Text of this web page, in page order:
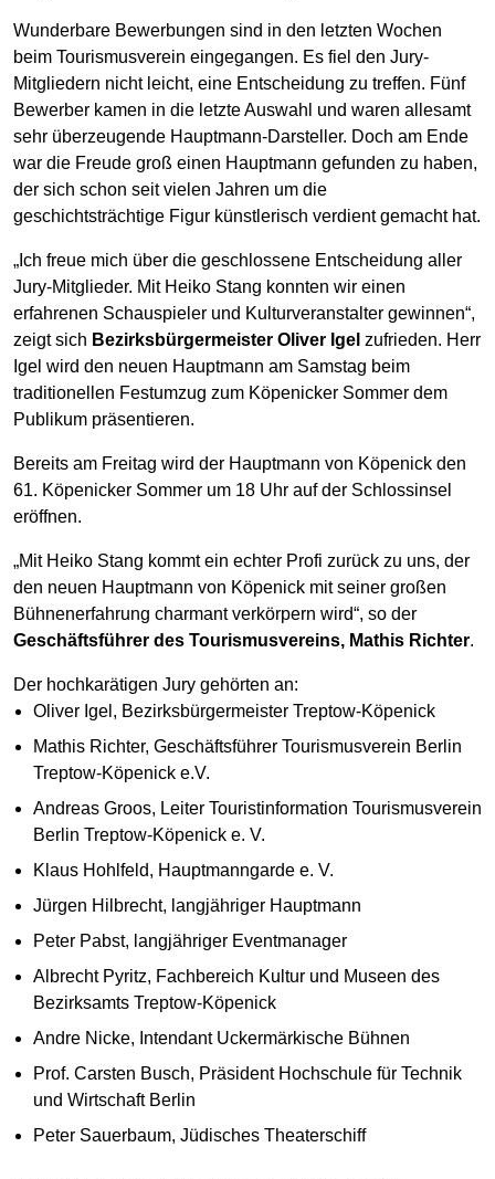
Wunderbare Bewerbungen sind in den letzten Wochen
beim Tourismusverein eingegangen. Es fiel den Jury-
Mitgliedern nicht leicht, eine Entscheidung zu treffen. Fünf
Bewerber kamen in die letzte Auswahl und waren allesamt
sehr überzeugende Hauptmann-Darsteller. Doch am Ende
war die Freude groß einen Hauptmann gefunden zu haben,
der sich schon seit vielen Jahren um die
geschichtsträchtige Figur künstlerisch verdient gemacht hat.
„Ich freue mich über die geschlossene Entscheidung aller
Jury-Mitglieder. Mit Heiko Stang konnten wir einen
erfahrenen Schauspieler und Kulturveranstalter gewinnen“,
zeigt sich Bezirksbürgermeister Oliver Igel zufrieden. Herr
Igel wird den neuen Hauptmann am Samstag beim
traditionellen Festumzug zum Köpenicker Sommer dem
Publikum präsentieren.
Bereits am Freitag wird der Hauptmann von Köpenick den
61. Köpenicker Sommer um 18 Uhr auf der Schlossinsel
eröffnen.
„Mit Heiko Stang kommt ein echter Profi zurück zu uns, der
den neuen Hauptmann von Köpenick mit seiner großen
Bühnenerfahrung charmant verkörpern wird“, so der
Geschäftsführer des Tourismusvereins, Mathis Richter.
Der hochkarätigen Jury gehörten an:
Oliver Igel, Bezirksbürgermeister Treptow-Köpenick
Mathis Richter, Geschäftsführer Tourismusverein Berlin
Treptow-Köpenick e.V.
Andreas Groos, Leiter Touristinformation Tourismusverein
Berlin Treptow-Köpenick e. V.
Klaus Hohlfeld, Hauptmanngarde e. V.
Jürgen Hilbrecht, langjähriger Hauptmann
Peter Pabst, langjähriger Eventmanager
Albrecht Pyritz, Fachbereich Kultur und Museen des
Bezirksamts Treptow-Köpenick
Andre Nicke, Intendant Uckermärkische Bühnen
Prof. Carsten Busch, Präsident Hochschule für Technik
und Wirtschaft Berlin
Peter Sauerbaum, Jüdisches Theaterschiff